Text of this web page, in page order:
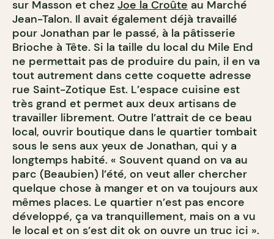
sur Masson et chez Joe la Croûte au Marché
Jean-Talon. Il avait également déjà travaillé
pour Jonathan par le passé, à la pâtisserie
Brioche à Tête. Si la taille du local du Mile End
ne permettait pas de produire du pain, il en va
tout autrement dans cette coquette adresse
rue Saint-Zotique Est. L’espace cuisine est
très grand et permet aux deux artisans de
travailler librement. Outre l’attrait de ce beau
local, ouvrir boutique dans le quartier tombait
sous le sens aux yeux de Jonathan, qui y a
longtemps habité. « Souvent quand on va au
parc (Beaubien) l’été, on veut aller chercher
quelque chose à manger et on va toujours aux
mêmes places. Le quartier n’est pas encore
développé, ça va tranquillement, mais on a vu
le local et on s’est dit ok on ouvre un truc ici ».